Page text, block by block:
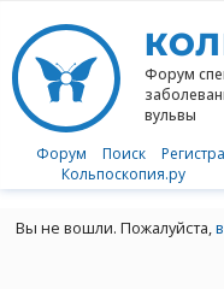
Форум
вульвы
Форум
Поиск
Кольпоскопия.ру
Вы не вошли. Пожалуйста,